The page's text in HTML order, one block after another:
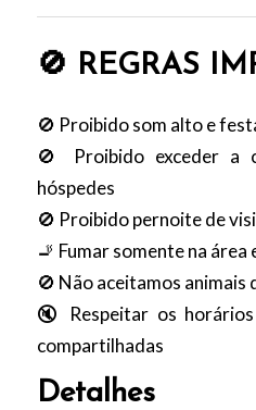
🚫 REGRAS
🚫 Proibido som alto e
🚫 Proibido exceder a
hóspedes
🚫 Proibido pernoite de
🚬 Fumar somente na área
🚫 Não aceitamos animais
🔇 Respeitar os
compartilhadas
Detalhes